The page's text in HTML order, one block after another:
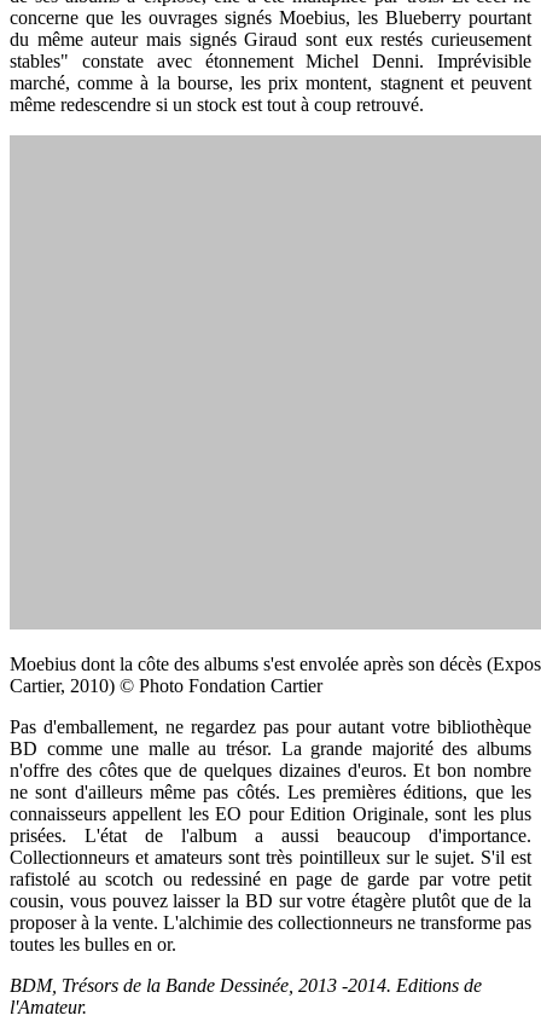
concerne que les ouvrages signés Moebius, les Blueberry pourtant
du même auteur mais signés Giraud sont eux restés curieusement
stables" constate avec étonnement Michel Denni. Imprévisible
marché, comme à la bourse, les prix montent, stagnent et peuvent
même redescendre si un stock est tout à coup retrouvé.
Moebius dont la côte des albums s'est envolée après son décès
Cartier, 2010) © Photo Fondation Cartier
Pas d'emballement, ne regardez pas pour autant votre bibliothèque
BD comme une malle au trésor. La grande majorité des albums
n'offre des côtes que de quelques dizaines d'euros. Et bon nombre
ne sont d'ailleurs même pas côtés. Les premières éditions, que les
connaisseurs appellent les EO pour Edition Originale, sont les plus
prisées. L'état de l'album a aussi beaucoup d'importance.
Collectionneurs et amateurs sont très pointilleux sur le sujet. S'il est
rafistolé au scotch ou redessiné en page de garde par votre petit
cousin, vous pouvez laisser la BD sur votre étagère plutôt que de la
proposer à la vente. L'alchimie des collectionneurs ne transforme pas
toutes les bulles en or.
BDM, Trésors de la Bande Dessinée, 2013 -2014. Editions de
l'Amateur.